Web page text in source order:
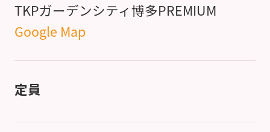
TKPガーデンシティ博多PREMIUM
Google Map
定員